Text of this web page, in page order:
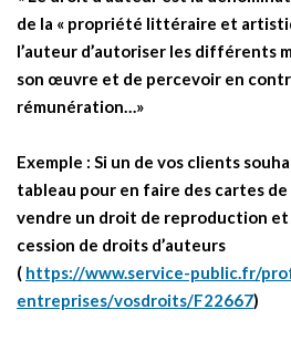
de la « propriété littéraire et
l’auteur d’autoriser les différents
son œuvre et de percevoir en
rémunération…»
Exemple : Si un de vos clients
tableau pour en faire des cartes
vendre un droit de reproduction et
cession de droits d’auteurs
( https://www.service-public.fr/
entreprises/vosdroits/F22667)